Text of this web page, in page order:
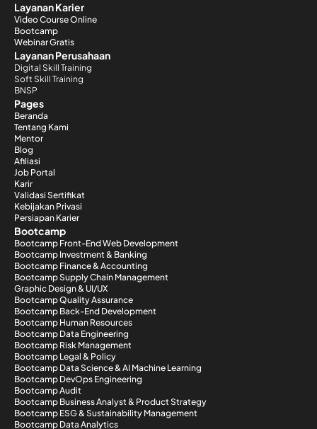
Layanan Karier
Video Course Online
Bootcamp
Webinar Gratis
Layanan Perusahaan
Digital Skill Training
Soft Skill Training
BNSP
Pages
Beranda
Tentang Kami
Mentor
Blog
Afiliasi
Job Portal
Karir
Validasi Sertifikat
Kebijakan Privasi
Persiapan Karier
Bootcamp
Bootcamp Front-End Web Development
Bootcamp Investment & Banking
Bootcamp Finance & Accounting
Bootcamp Supply Chain Management
Graphic Design & UI/UX
Bootcamp Quality Assurance
Bootcamp Back-End Development
Bootcamp Human Resources
Bootcamp Data Engineering
Bootcamp Risk Management
Bootcamp Legal & Policy
Bootcamp Data Science & AI Machine Learning
Bootcamp DevOps Engineering
Bootcamp Audit
Bootcamp Business Analyst & Product Strategy
Bootcamp ESG & Sustainability Management
Bootcamp Data Analytics